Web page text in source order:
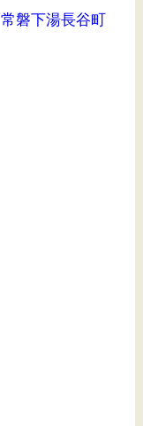
常磐下湯長谷町